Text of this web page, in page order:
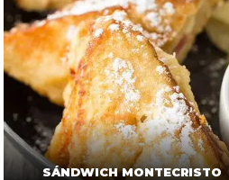
SÁNDWICH MONTECRISTO